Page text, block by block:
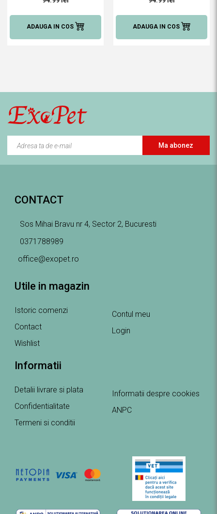
ADAUGA IN COS ADAUGA IN COS
Ma abonez
CONTACT
Sos Mihai Bravu nr 4, Sector 2, Bucuresti
0371788989
office@exopet.ro
Utile in magazin
Istoric comenzi
Contact
Wishlist
Contul meu
Login
Informatii
Detalii livrare si plata
Confidentialitate
Termeni si conditii
Informatii despre cookies
ANPC